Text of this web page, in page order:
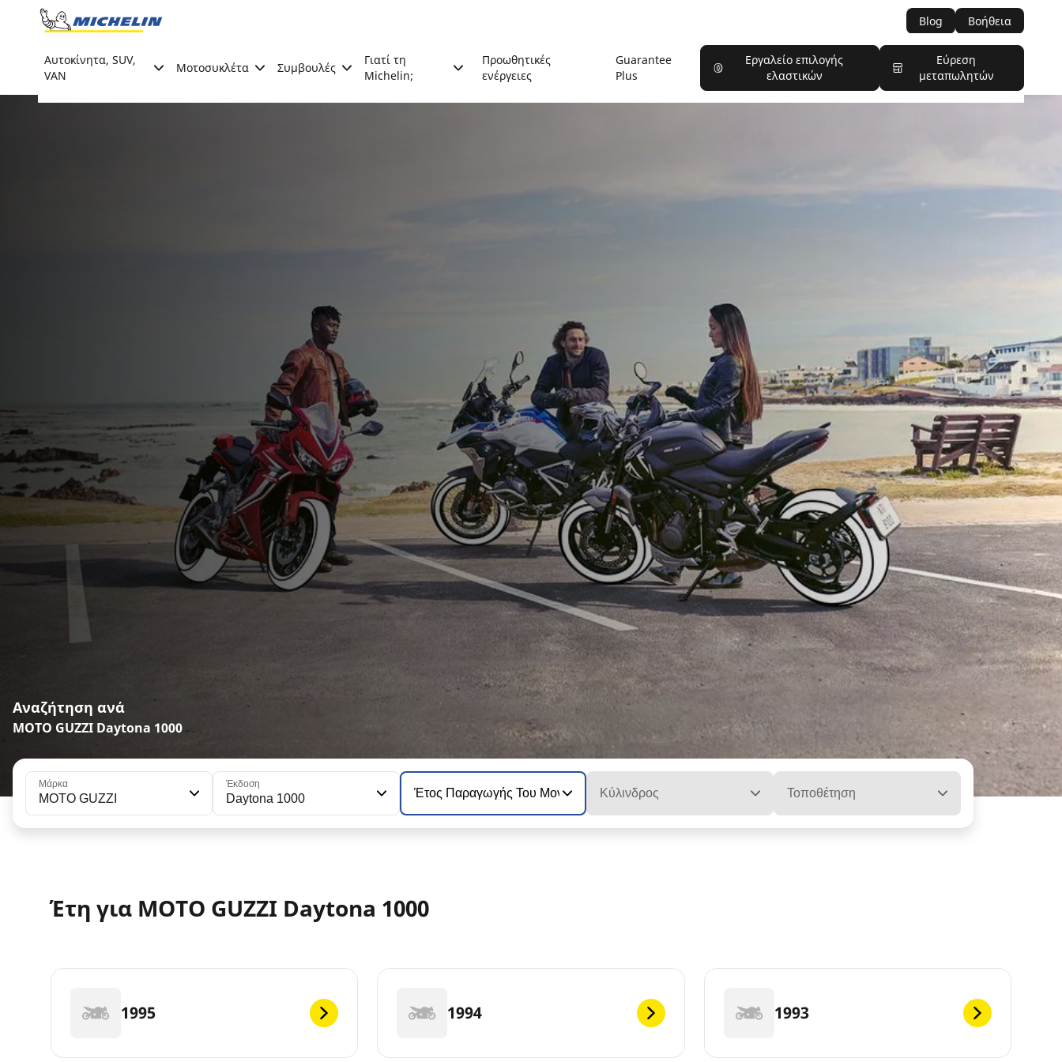
Go to page content
Blog Βοήθεια
Αυτοκίνητα, SUV,
VAN
Μοτοσυκλέτα Συμβουλές
Γιατί τη
Michelin;
Προωθητικές
ενέργειες
Guarantee
Plus
Εργαλείο επιλογής
ελαστικών
Εύρεση
μεταπωλητών
Αναζήτηση ανά
MOTO GUZZI Daytona 1000
Μάρκα
MOTO GUZZI
Έκδοση
Daytona 1000 Έτος Παραγωγής Του Μοντέλου Κύλινδρος Τοποθέτηση
Έτη για MOTO GUZZI Daytona 1000
1995 1994 1993